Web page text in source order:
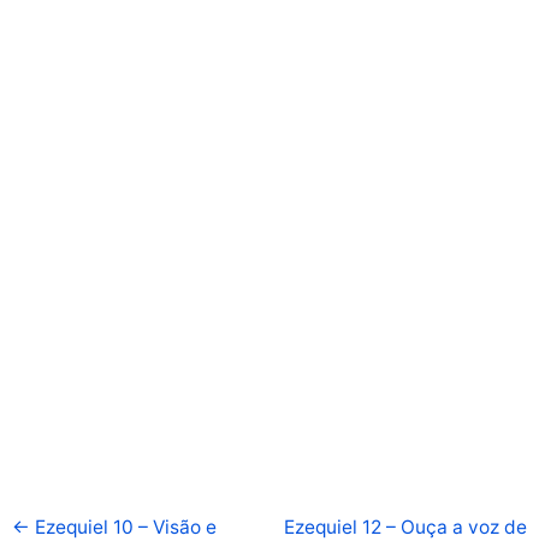
← Ezequiel 10 – Visão e
Ezequiel 12 – Ouça a voz de